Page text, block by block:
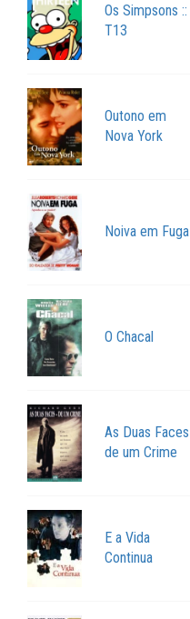
Os Simpsons ::
T13
Outono em
Nova York
Noiva em Fuga
O Chacal
As Duas Faces
de um Crime
E a Vida
Continua